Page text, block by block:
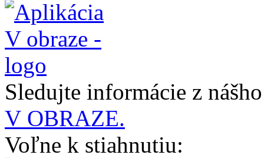
Sledujte informácie z
V OBRAZE.
Voľne k stiahnutiu: